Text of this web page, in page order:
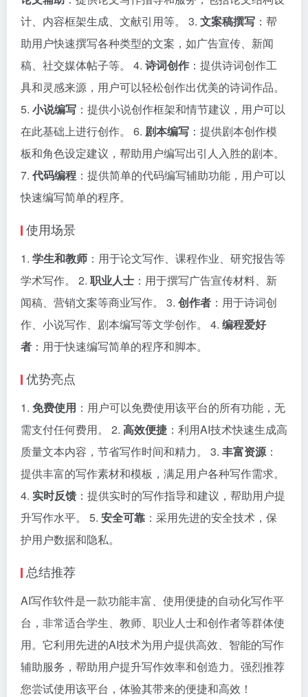
计、内容框架生成、文献引用等。 3. 文案稿撰写 ：帮
助用户快速撰写各种类型的文案，如广告宣传、新闻
稿、社交媒体帖子等。 4. 诗词创作 ：提供诗词创作工
具和灵感来源，用户可以轻松创作出优美的诗词作品。
5. 小说编写 ：提供小说创作框架和情节建议，用户可以
在此基础上进行创作。 6. 剧本编写 ：提供剧本创作模
板和角色设定建议，帮助用户编写出引人入胜的剧本。
7. 代码编程 ：提供简单的代码编写辅助功能，用户可以
快速编写简单的程序。
使用场景
1. 学生和教师 ：用于论文写作、课程作业、研究报告等
学术写作。 2. 职业人士 ：用于撰写广告宣传材料、新
闻稿、营销文案等商业写作。 3. 创作者 ：用于诗词创
作、小说写作、剧本编写等文学创作。 4. 编程爱好
者 ：用于快速编写简单的程序和脚本。
优势亮点
1. 免费使用 ：用户可以免费使用该平台的所有功能，无
需支付任何费用。 2. 高效便捷 ：利用AI技术快速生成高
质量文本内容，节省写作时间和精力。 3. 丰富资源：
提供丰富的写作素材和模板，满足用户各种写作需求。
4. 实时反馈 ：提供实时的写作指导和建议，帮助用户提
升写作水平。 5. 安全可靠 ：采用先进的安全技术，保
护用户数据和隐私。
总结推荐
AI写作软件是一款功能丰富、使用便捷的自动化写作平
台，非常适合学生、教师、职业人士和创作者等群体使
用。它利用先进的AI技术为用户提供高效、智能的写作
辅助服务，帮助用户提升写作效率和创造力。强烈推荐
您尝试使用该平台，体验其带来的便捷和高效！